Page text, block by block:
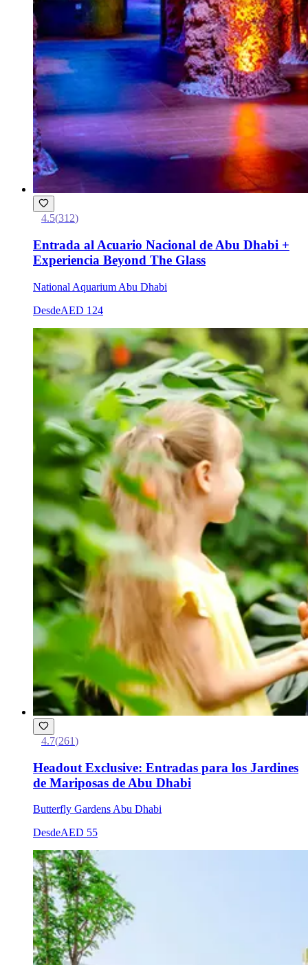
4.5(312)
Entrada al Acuario Nacional de Abu Dhabi +
Experiencia Beyond The Glass
National Aquarium Abu Dhabi
DesdeAED 124
4.7(261)
Headout Exclusive: Entradas para los Jardines
de Mariposas de Abu Dhabi
Butterfly Gardens Abu Dhabi
DesdeAED 55